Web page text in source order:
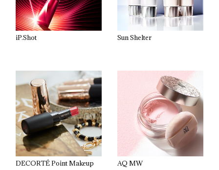
iP.Shot Sun Shelter
DECORTÉ Point Makeup AQ MW